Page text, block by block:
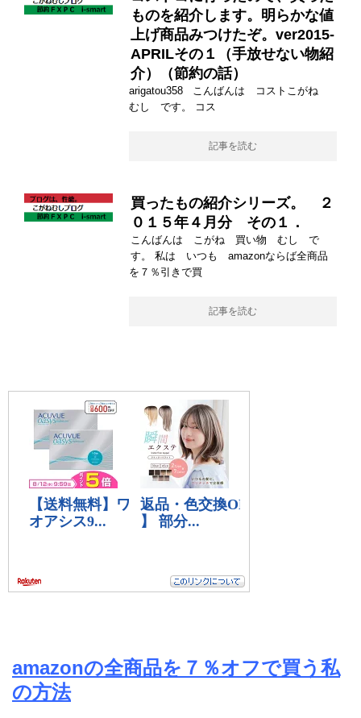
ものを紹介します。明らかな値
上げ商品みつけたぞ。ver2015-
APRILその１（手放せない物紹
介）（節約の話）
arigatou358 こんばんは コストこがね
むし です。 コス
記事を読む
買ったもの紹介シリーズ。 ２
０１５年４月分 その１．
こんばんは こがね 買い物 むし で
す。 私は いつも amazonならば全商品
を７％引きで買
記事を読む
amazonの全商品を７％オフで買う私
の方法